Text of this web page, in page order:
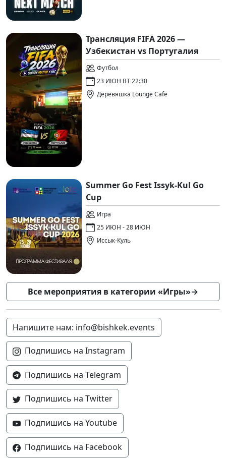
Трансляция FIFA 2026 —
Узбекистан vs Португалия
Футбол
23 ИЮН ВТ 22:30
Деревяшка Lounge Cafe
Summer Go Fest Issyk-Kul Go
Cup
Игра
25 ИЮН - 28 ИЮН
Иссык-Куль
Все мероприятия в категории «Игры»→
Напишите нам: info@bishkek.events
Подпишись на Instagram
Подпишись на Telegram
Подпишись на Twitter
Подпишись на Youtube
Подпишись на Facebook